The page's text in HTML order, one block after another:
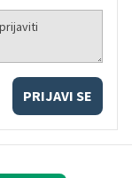
PRIJAVI SE